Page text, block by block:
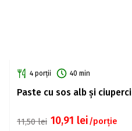
4 porții 40 min
Paste cu sos alb și ciuperci
11,50lei 10,91 lei/porție